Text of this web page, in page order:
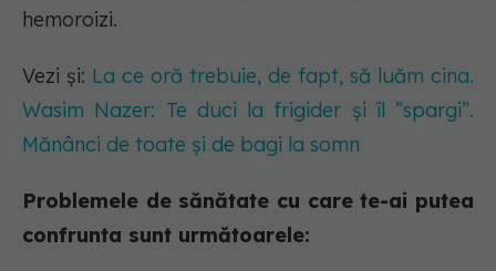
hemoroizi.
Vezi și: La ce oră trebuie, de fapt, să luăm cina.
Wasim Nazer: Te duci la frigider și îl ”spargi”.
Mănânci de toate și de bagi la somn
Problemele de sănătate cu care te-ai putea
confrunta sunt următoarele: